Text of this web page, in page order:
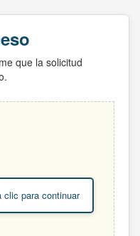
que la solicitud
clic para continuar